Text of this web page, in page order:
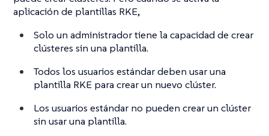
aplicación de plantillas RKE,
Solo un administrador tiene la capacidad de crear
clústeres sin una plantilla.
Todos los usuarios estándar deben usar una
plantilla RKE para crear un nuevo clúster.
Los usuarios estándar no pueden crear un clúster
sin usar una plantilla.